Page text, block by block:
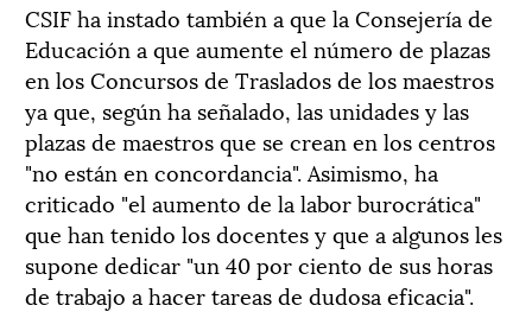
CSIF ha instado también a que la Consejería de
Educación a que aumente el número de plazas
en los Concursos de Traslados de los maestros
ya que, según ha señalado, las unidades y las
plazas de maestros que se crean en los centros
"no están en concordancia". Asimismo, ha
criticado "el aumento de la labor burocrática"
que han tenido los docentes y que a algunos les
supone dedicar "un 40 por ciento de sus horas
de trabajo a hacer tareas de dudosa eficacia".